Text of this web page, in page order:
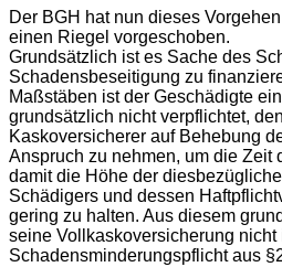
Der BGH hat nun dieses
einen Riegel vorgeschoben.
Grundsätzlich ist es Sache des
Schadensbeseitigung zu
Maßstäben ist der Geschädigte
grundsätzlich nicht verpflichtet,
Kaskoversicherer auf Behebung
Anspruch zu nehmen, um die Zeit
damit die Höhe der
Schädigers und dessen
gering zu halten. Aus diesem
seine Vollkaskoversicherung
Schadensminderungspflicht aus